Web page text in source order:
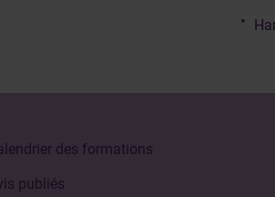
des formations
publiés